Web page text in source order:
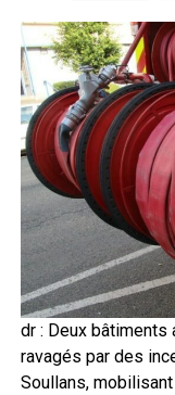
dr : Deux
ravagés par des
Soullans,